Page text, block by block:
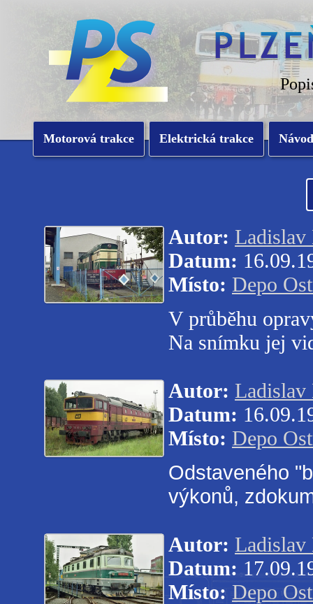
Motorová trakce Elektrická trakce
Autor:
Datum:
Místo: Depo
V průběhu
Na snímku jej
Autor:
Datum:
Místo: Depo
Odstaveného
výkonů,
Autor:
Datum:
Místo: Depo